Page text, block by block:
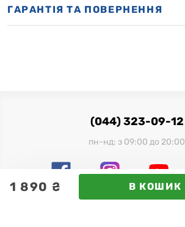
1 890 ₴ В КОШИК
ГАРАНТІЯ ТА ПОВЕРНЕННЯ
(044) 323-09-12
пн-нд: з 09:00 до 20:00